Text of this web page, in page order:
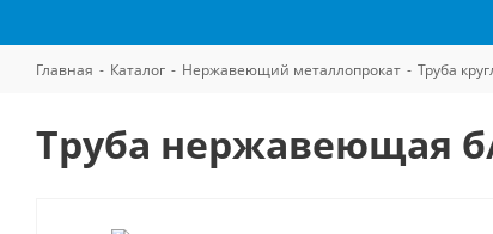
Главная - Каталог - Нержавеющий металлопрокат - Труба
Труба нержавеющая